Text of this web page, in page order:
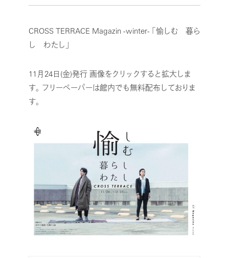
CROSS TERRACE Magazin -winter- 「愉しむ 暮ら
し わたし」
11月24日(金)発行 画像をクリックすると拡大しま
す。 フリーペーパーは館内でも無料配布しておりま
す。